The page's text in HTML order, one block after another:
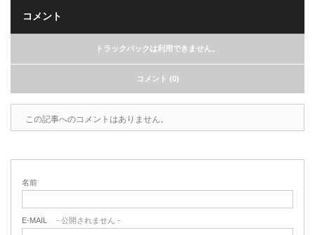
コメント
トラックバックは利用できません。
コメント (0)
この記事へのコメントはありません。
名前
E-MAIL - 公開されません -